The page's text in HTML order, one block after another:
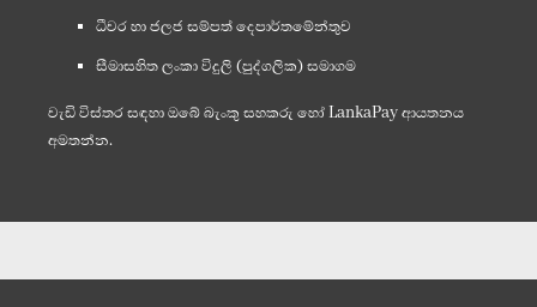
ධීවර හා ජලජ සම්පත් දෙපාර්තමේන්තුව
සීමාසහිත ලංකා විදුලි (පුද්ගලික) සමාගම
වැඩි විස්තර සඳහා ඔබේ බැංකු සහකරු හෝ LankaPay ආයතනය
අමතන්න.